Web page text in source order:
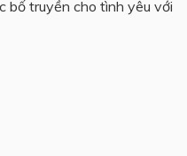
bố truyền cho tình yêu với